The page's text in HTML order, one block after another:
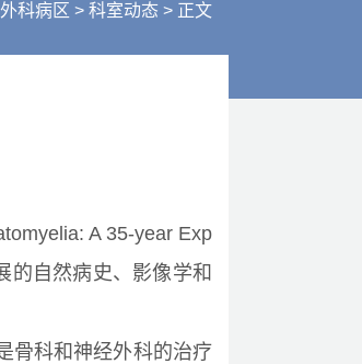
科病区 > 科室动态 > 正文
A 35-year Exp
的自然病史、影像学和
骨科和神经外科的治疗